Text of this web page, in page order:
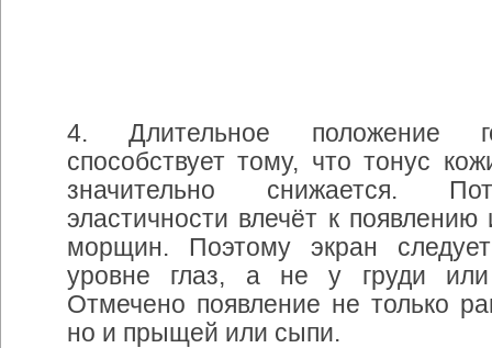
4. Длительное положение
способствует тому, что тонус
значительно
снижается.
эластичности влечёт к появлению
морщин. Поэтому экран
следует
уровне
глаз, а не у груди
или
Отмечено появление не только
но и прыщей или сыпи.